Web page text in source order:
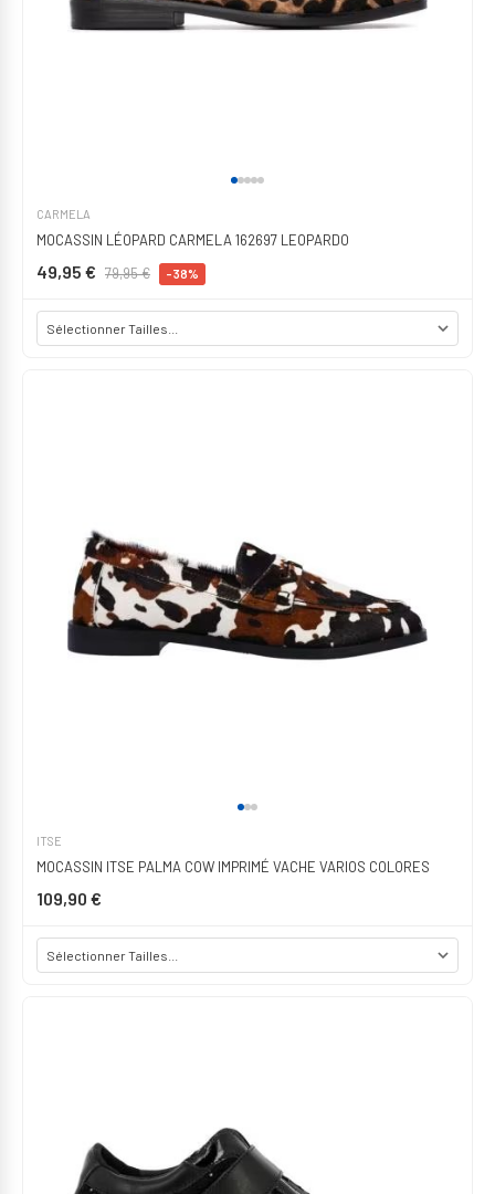
CARMELA
MOCASSIN LÉOPARD CARMELA 162697 LEOPARDO
49,95 € 79,95 € -38%
ITSE
MOCASSIN ITSE PALMA COW IMPRIMÉ VACHE VARIOS COLORES
109,90 €